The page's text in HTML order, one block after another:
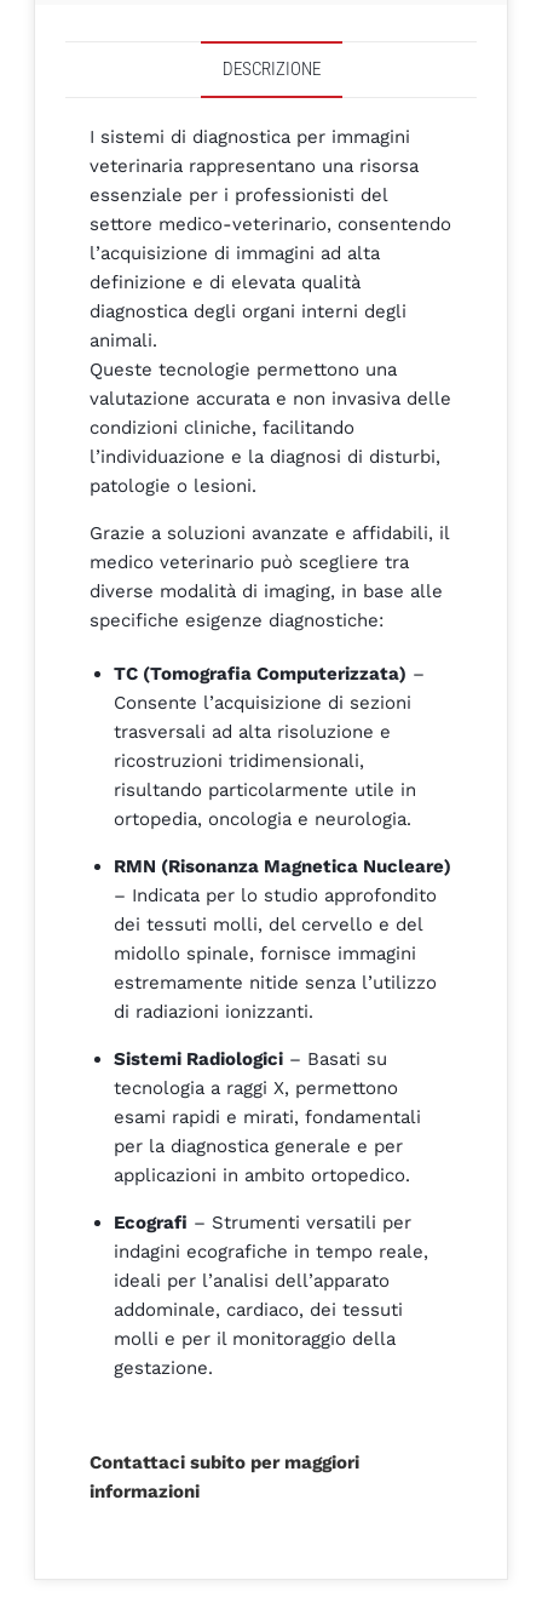
DESCRIZIONE
I sistemi di diagnostica per immagini
veterinaria rappresentano una risorsa
essenziale per i professionisti del
settore medico-veterinario, consentendo
l’acquisizione di immagini ad alta
definizione e di elevata qualità
diagnostica degli organi interni degli
animali.
Queste tecnologie permettono una
valutazione accurata e non invasiva delle
condizioni cliniche, facilitando
l’individuazione e la diagnosi di disturbi,
patologie o lesioni.
Grazie a soluzioni avanzate e affidabili, il
medico veterinario può scegliere tra
diverse modalità di imaging, in base alle
specifiche esigenze diagnostiche:
TC (Tomografia Computerizzata) –
Consente l’acquisizione di sezioni
trasversali ad alta risoluzione e
ricostruzioni tridimensionali,
risultando particolarmente utile in
ortopedia, oncologia e neurologia.
RMN (Risonanza Magnetica Nucleare)
– Indicata per lo studio approfondito
dei tessuti molli, del cervello e del
midollo spinale, fornisce immagini
estremamente nitide senza l’utilizzo
di radiazioni ionizzanti.
Sistemi Radiologici – Basati su
tecnologia a raggi X, permettono
esami rapidi e mirati, fondamentali
per la diagnostica generale e per
applicazioni in ambito ortopedico.
Ecografi – Strumenti versatili per
indagini ecografiche in tempo reale,
ideali per l’analisi dell’apparato
addominale, cardiaco, dei tessuti
molli e per il monitoraggio della
gestazione.
Contattaci subito per maggiori
informazioni